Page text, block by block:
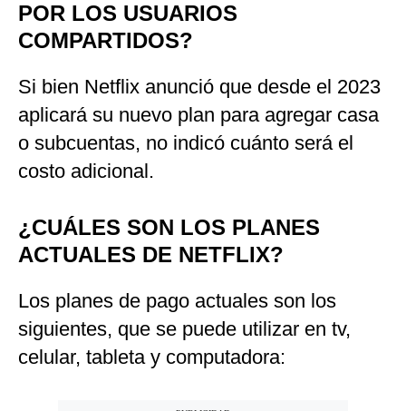
POR LOS USUARIOS
COMPARTIDOS?
Si bien Netflix anunció que desde el 2023
aplicará su nuevo plan para agregar casa
o subcuentas, no indicó cuánto será el
costo adicional.
¿CUÁLES SON LOS PLANES
ACTUALES DE NETFLIX?
Los planes de pago actuales son los
siguientes, que se puede utilizar en tv,
celular, tableta y computadora: